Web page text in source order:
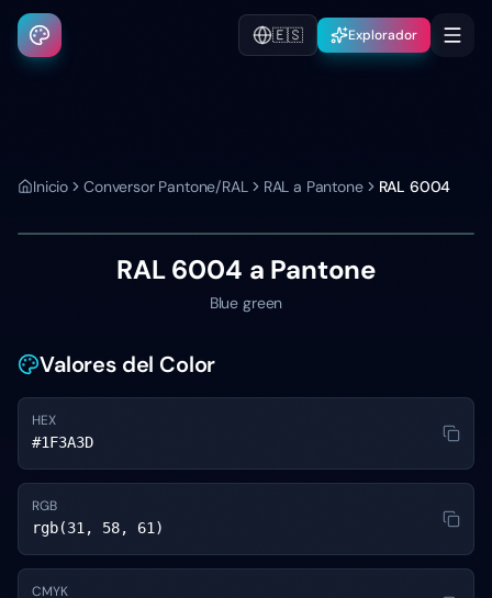
🇪🇸 Explorador
Inicio Conversor Pantone/RAL RAL a Pantone RAL 6004
RAL 6004 a Pantone
Blue green
Valores del Color
HEX
#1F3A3D
RGB
rgb(31, 58, 61)
CMYK